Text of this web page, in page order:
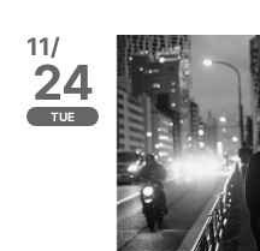
11/
24
TUE